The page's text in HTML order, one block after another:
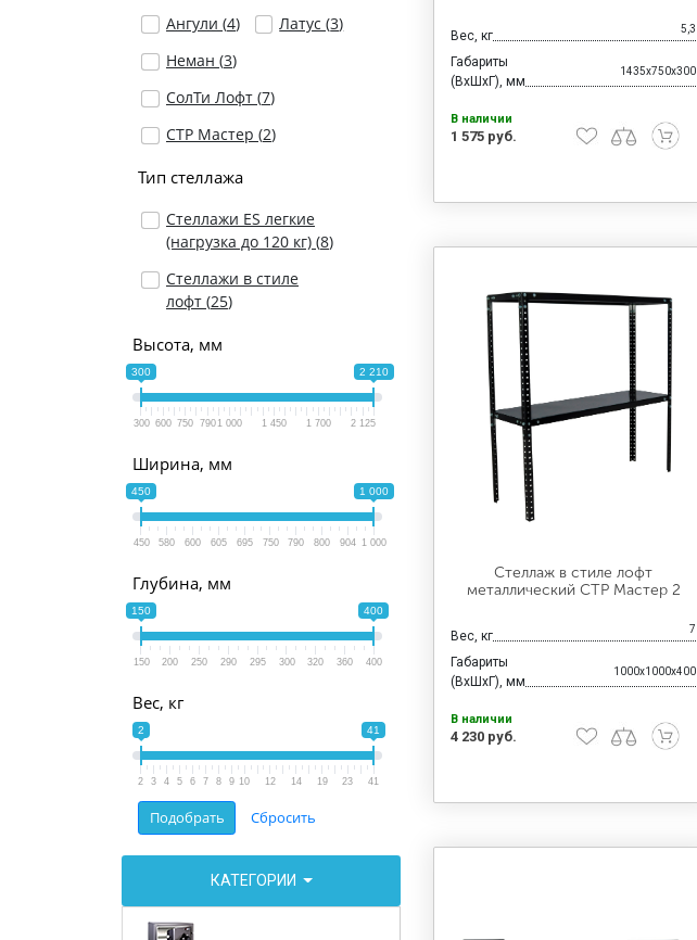
Ангули (4) Латус (3)
Неман (3)
СолТи Лофт (7)
СТР Мастер (2)
Тип стеллажа
Стеллажи ES легкие
(нагрузка до 120 кг) (8)
Стеллажи в стиле
лофт (25)
Высота, мм
300 2 210
300 600 750 790 1 000 1 450 1 700 2 125
Ширина, мм
450 1 000
450 580 600 605 695 750 790 800 904 1 000
Глубина, мм
150 400
150 200 250 290 295 300 320 360 400
Вес, кг
2 41
2 3 4 5 6 7 8 9 10 12 14 19 23 41
КАТЕГОРИИ
Вес, кг 5,3
Габариты
(ВхШхГ), мм
1435x750x300
В наличии
1 575 руб.
Стеллаж в стиле лофт
металлический СТР Мастер 2
Вес, кг 7
Габариты
(ВхШхГ), мм
1000x1000x400
В наличии
4 230 руб.